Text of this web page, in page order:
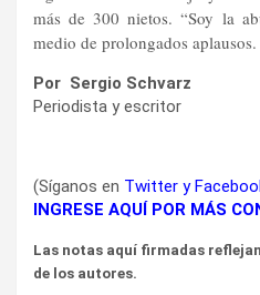
más de 300 nietos. “Soy la
medio de prolongados aplausos.
Por Sergio Schvarz
Periodista y escritor
(Síganos en Twitter y
INGRESE AQUÍ POR MÁS
Las notas aquí firmadas
de los autores.